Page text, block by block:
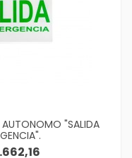
AUTONOMO "SALIDA